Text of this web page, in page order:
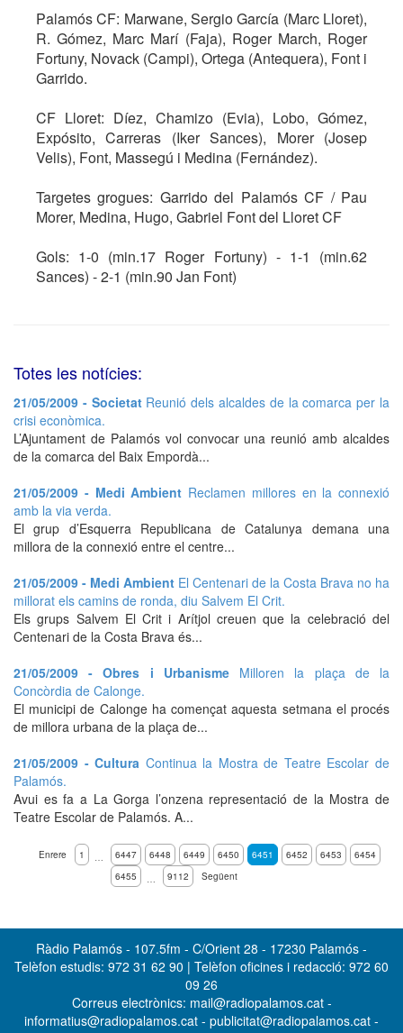
Palamós CF: Marwane, Sergio García (Marc Lloret),
R. Gómez, Marc Marí (Faja), Roger March, Roger
Fortuny, Novack (Campi), Ortega (Antequera), Font i
Garrido.
CF Lloret: Díez, Chamizo (Evia), Lobo, Gómez,
Expósito, Carreras (Iker Sances), Morer (Josep
Velis), Font, Massegú i Medina (Fernández).
Targetes grogues: Garrido del Palamós CF / Pau
Morer, Medina, Hugo, Gabriel Font del Lloret CF
Gols: 1-0 (min.17 Roger Fortuny) - 1-1 (min.62
Sances) - 2-1 (min.90 Jan Font)
Totes les notícies:
21/05/2009 - Societat Reunió dels alcaldes de la comarca per la
crisi econòmica.
L’Ajuntament de Palamós vol convocar una reunió amb alcaldes
de la comarca del Baix Empordà...
21/05/2009 - Medi Ambient Reclamen millores en la connexió
amb la via verda.
El grup d’Esquerra Republicana de Catalunya demana una
millora de la connexió entre el centre...
21/05/2009 - Medi Ambient El Centenari de la Costa Brava no ha
millorat els camins de ronda, diu Salvem El Crit.
Els grups Salvem El Crit i Arítjol creuen que la celebració del
Centenari de la Costa Brava és...
21/05/2009 - Obres i Urbanisme Milloren la plaça de la
Concòrdia de Calonge.
El municipi de Calonge ha començat aquesta setmana el procés
de millora urbana de la plaça de...
21/05/2009 - Cultura Continua la Mostra de Teatre Escolar de
Palamós.
Avui es fa a La Gorga l’onzena representació de la Mostra de
Teatre Escolar de Palamós. A...
Enrere 1 … 6447 6448 6449 6450 6451 6452 6453
6454
6455
… 9112 Següent
Ràdio Palamós - 107.5fm - C/Orient 28 - 17230 Palamós -
Telèfon estudis: 972 31 62 90 | Telèfon oficines i redacció: 972 60
09 26
Correus electrònics: mail@radiopalamos.cat -
informatius@radiopalamos.cat - publicitat@radiopalamos.cat -